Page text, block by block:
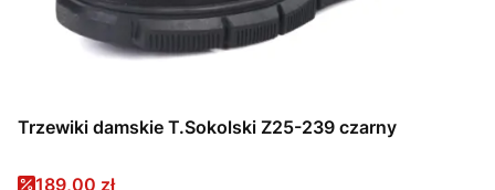
Trzewiki damskie T.Sokolski Z25-239 czarny
Cena promocyjna
189,00 zł